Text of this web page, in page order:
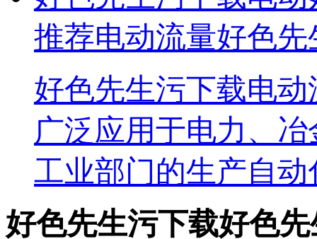
推荐电动流量好色
好色先生污下载电
广泛应用于电力、冶金
工业部门的生产自动
好色先生污下载好色